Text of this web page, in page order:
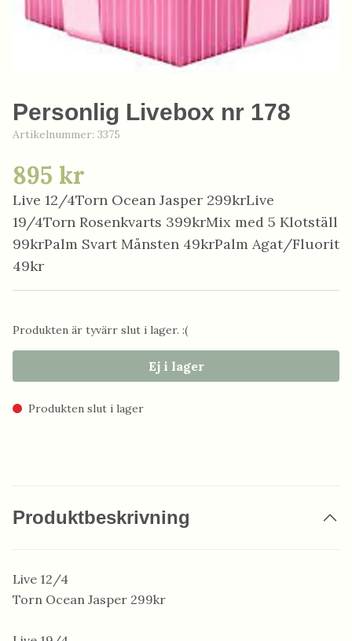
Personlig Livebox nr 178
Artikelnummer: 3375
895 kr
Live 12/4Torn Ocean Jasper 299krLive
19/4Torn Rosenkvarts 399krMix med 5 Klotställ
99krPalm Svart Månsten 49krPalm Agat/Fluorit
49kr
Produkten är tyvärr slut i lager. :(
Ej i lager
Produkten slut i lager
Produktbeskrivning
Live 12/4
Torn Ocean Jasper 299kr